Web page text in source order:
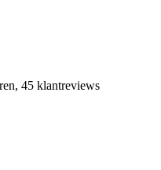
45 klantreviews